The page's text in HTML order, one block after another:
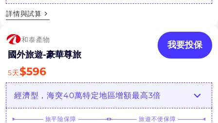
詳情與試算
和泰產物
國外旅遊-豪華尊旅
我要投保
5天$596
經濟型，海突40萬特定地區增額最高3倍
旅平險保障 旅遊不便保障